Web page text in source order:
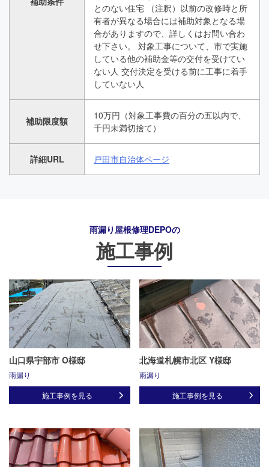
とのない住宅 （注釈）以前の改修時と所
有者が異なる場合には補助対象となる場
合がありますので、詳しくはお問い合わ
せ下さい。 対象工事について、市で実施
している他の補助金等の交付を受けてい
ない人 交付決定を受ける前に工事に着手
していない人
補助限度額
10万円（対象工事費の百分の五以内で、
千円未満切捨て）
詳細URL 戸田市自治体ページ
雨漏り屋根修理DEPOの
施工事例
山口県宇部市 O様邸
雨漏り
施工事例を見る
北海道札幌市北区 Y様邸
雨漏り
施工事例を見る